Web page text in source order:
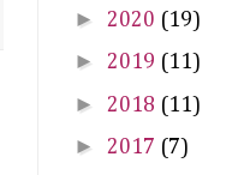
► 2020 (19)
► 2019 (11)
► 2018 (11)
► 2017 (7)